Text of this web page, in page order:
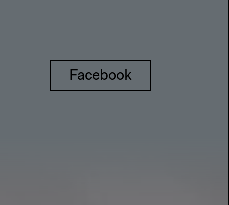
Facebook